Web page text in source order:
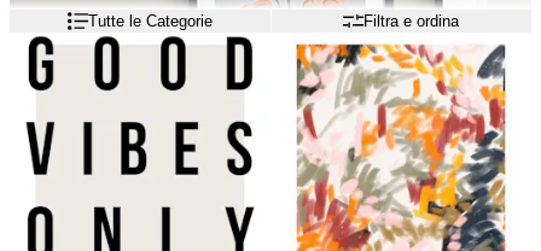
Leggi di piùTutte le Categorie Filtra e ordina